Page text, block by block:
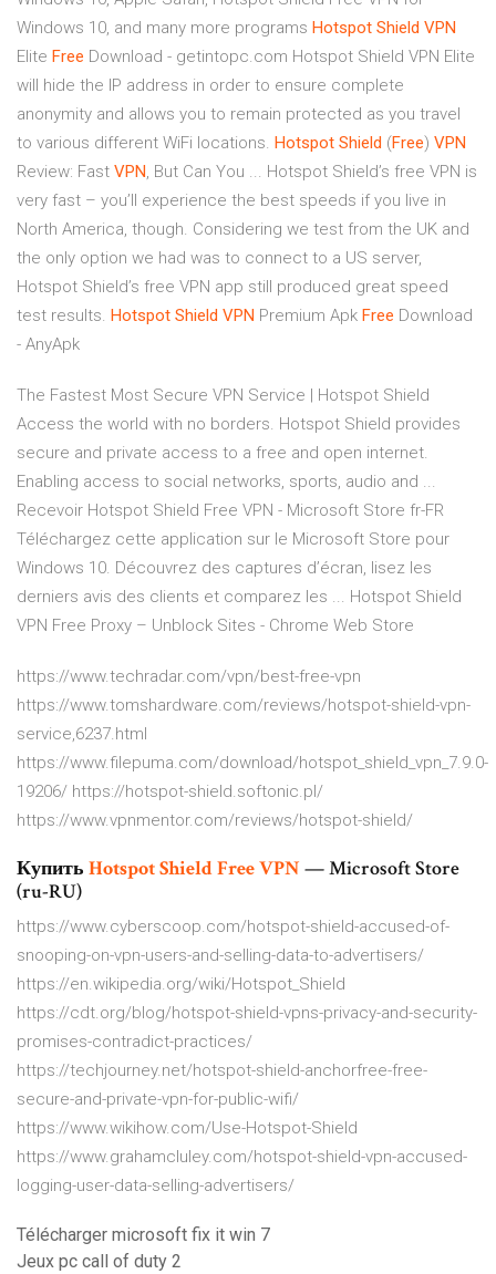
Windows 10, and many more programs Hotspot Shield VPN
Elite Free Download - getintopc.com Hotspot Shield VPN Elite
will hide the IP address in order to ensure complete
anonymity and allows you to remain protected as you travel
to various different WiFi locations. Hotspot Shield (Free) VPN
Review: Fast VPN, But Can You ... Hotspot Shield’s free VPN is
very fast – you’ll experience the best speeds if you live in
North America, though. Considering we test from the UK and
the only option we had was to connect to a US server,
Hotspot Shield’s free VPN app still produced great speed
test results. Hotspot Shield VPN Premium Apk Free Download
- AnyApk
The Fastest Most Secure VPN Service | Hotspot Shield
Access the world with no borders. Hotspot Shield provides
secure and private access to a free and open internet.
Enabling access to social networks, sports, audio and ...
Recevoir Hotspot Shield Free VPN - Microsoft Store fr-FR
Téléchargez cette application sur le Microsoft Store pour
Windows 10. Découvrez des captures d’écran, lisez les
derniers avis des clients et comparez les ... Hotspot Shield
VPN Free Proxy – Unblock Sites - Chrome Web Store
https://www.techradar.com/vpn/best-free-vpn
https://www.tomshardware.com/reviews/hotspot-shield-vpn-
service,6237.html
https://www.filepuma.com/download/hotspot_shield_vpn_7.9.0-
19206/ https://hotspot-shield.softonic.pl/
https://www.vpnmentor.com/reviews/hotspot-shield/
Купить HotspotShieldFreeVPN— Microsoft Store
(ru-RU)
https://www.cyberscoop.com/hotspot-shield-accused-of-
snooping-on-vpn-users-and-selling-data-to-advertisers/
https://en.wikipedia.org/wiki/Hotspot_Shield
https://cdt.org/blog/hotspot-shield-vpns-privacy-and-security-
promises-contradict-practices/
https://techjourney.net/hotspot-shield-anchorfree-free-
secure-and-private-vpn-for-public-wifi/
https://www.wikihow.com/Use-Hotspot-Shield
https://www.grahamcluley.com/hotspot-shield-vpn-accused-
logging-user-data-selling-advertisers/
Télécharger microsoft fix it win 7
Jeux pc call of duty 2